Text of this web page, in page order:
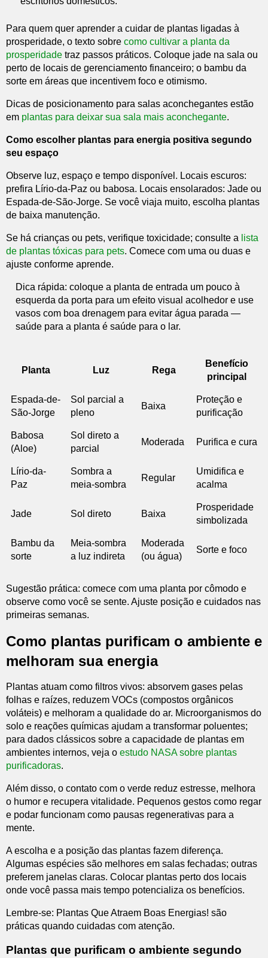
Para quem quer aprender a cuidar de plantas ligadas à
prosperidade, o texto sobre como cultivar a planta da
prosperidade traz passos práticos. Coloque jade na sala ou
perto de locais de gerenciamento financeiro; o bambu da
sorte em áreas que incentivem foco e otimismo.
Dicas de posicionamento para salas aconchegantes estão
em plantas para deixar sua sala mais aconchegante.
Como escolher plantas para energia positiva segundo
seu espaço
Observe luz, espaço e tempo disponível. Locais escuros:
prefira Lírio‑da‑Paz ou babosa. Locais ensolarados: Jade ou
Espada-de-São-Jorge. Se você viaja muito, escolha plantas
de baixa manutenção.
Se há crianças ou pets, verifique toxicidade; consulte a lista
de plantas tóxicas para pets. Comece com uma ou duas e
ajuste conforme aprende.
Dica rápida: coloque a planta de entrada um pouco à
esquerda da porta para um efeito visual acolhedor e use
vasos com boa drenagem para evitar água parada —
saúde para a planta é saúde para o lar.
Planta Luz Rega
Benefício
principal
Espada-de-
São-Jorge
Sol parcial a
pleno
Baixa
Proteção e
purificação
Babosa
(Aloe)
Sol direto a
parcial
Moderada Purifica e cura
Lírio-da-
Paz
Sombra a
meia-sombra
Regular
Umidifica e
acalma
Jade Sol direto Baixa
Prosperidade
simbolizada
Bambu da
sorte
Meia-sombra
a luz indireta
Moderada
(ou água)
Sorte e foco
Sugestão prática: comece com uma planta por cômodo e
observe como você se sente. Ajuste posição e cuidados nas
primeiras semanas.
Como plantas purificam o ambiente e
melhoram sua energia
Plantas atuam como filtros vivos: absorvem gases pelas
folhas e raízes, reduzem VOCs (compostos orgânicos
voláteis) e melhoram a qualidade do ar. Microorganismos do
solo e reações químicas ajudam a transformar poluentes;
para dados clássicos sobre a capacidade de plantas em
ambientes internos, veja o estudo NASA sobre plantas
purificadoras.
Além disso, o contato com o verde reduz estresse, melhora
o humor e recupera vitalidade. Pequenos gestos como regar
e podar funcionam como pausas regenerativas para a
mente.
A escolha e a posição das plantas fazem diferença.
Algumas espécies são melhores em salas fechadas; outras
preferem janelas claras. Colocar plantas perto dos locais
onde você passa mais tempo potencializa os benefícios.
Lembre-se: Plantas Que Atraem Boas Energias! são
práticas quando cuidadas com atenção.
Plantas que purificam o ambiente segundo